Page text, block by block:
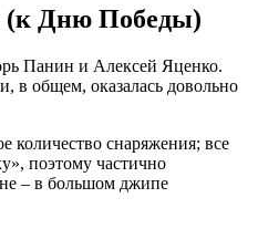
(к Дню Победы)
Панин и Алексей Яценко.
в общем, оказалась довольно
количество снаряжения; все
поэтому частично
– в большом джипе